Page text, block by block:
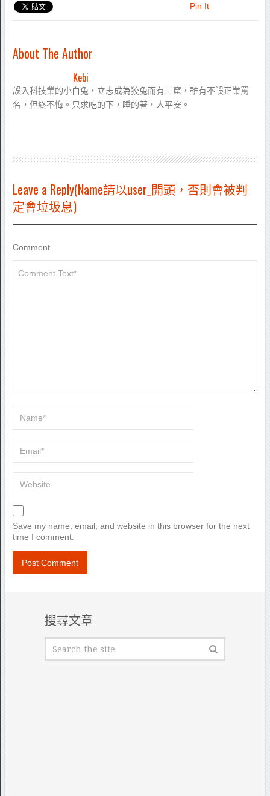
Pin It
About The Author
Kebi
誤入科技業的小白兔，立志成為狡兔而有三窟，雖有不誤正業罵
名，但終不悔。只求吃的下，睡的著，人平安。
Leave a Reply(Name請以user_開頭，否則會被判
定會垃圾息)
Comment
Save my name, email, and website in this browser for the next
time I comment.
搜尋文章